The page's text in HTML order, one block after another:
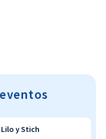
Lilo y Stich